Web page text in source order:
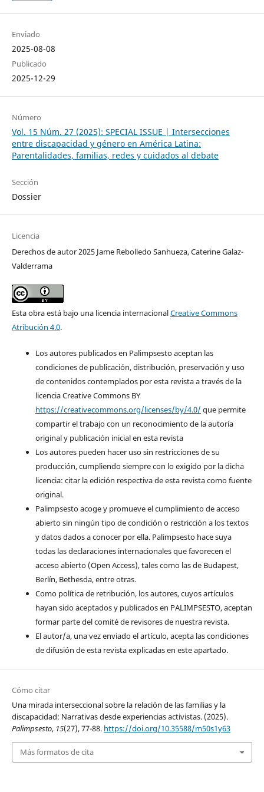
Enviado
2025-08-08
Publicado
2025-12-29
Número
Vol. 15 Núm. 27 (2025): SPECIAL ISSUE | Intersecciones
entre discapacidad y género en América Latina:
Parentalidades, familias, redes y cuidados al debate
Sección
Dossier
Licencia
Derechos de autor 2025 Jame Rebolledo Sanhueza, Caterine Galaz-
Valderrama
Esta obra está bajo una licencia internacionalCreative Commons
Atribución 4.0.
Los autores publicados en Palimpsesto aceptan las
condiciones de publicación, distribución, preservación y uso
de contenidos contemplados por esta revista a través de la
licencia Creative Commons BY
https://creativecommons.org/licenses/by/4.0/ que permite
compartir el trabajo con un reconocimiento de la autoría
original y publicación inicial en esta revista
Los autores pueden hacer uso sin restricciones de su
producción, cumpliendo siempre con lo exigido por la dicha
licencia: citar la edición respectiva de esta revista como fuente
original.
Palimpsesto acoge y promueve el cumplimiento de acceso
abierto sin ningún tipo de condición o restricción a los textos
y datos dados a conocer por ella. Palimpsesto hace suya
todas las declaraciones internacionales que favorecen el
acceso abierto (Open Access), tales como las de Budapest,
Berlín, Bethesda, entre otras.
Como política de retribución, los autores, cuyos artículos
hayan sido aceptados y publicados en PALIMPSESTO, aceptan
formar parte del comité de revisores de nuestra revista.
El autor/a, una vez enviado el artículo, acepta las condiciones
de difusión de esta revista explicadas en este apartado.
Cómo citar
Una mirada interseccional sobre la relación de las familias y la
discapacidad: Narrativas desde experiencias activistas. (2025).
Palimpsesto, 15(27), 77-88. https://doi.org/10.35588/m50s1y63
Más formatos de cita